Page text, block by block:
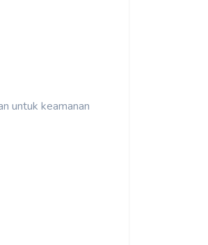
untuk keamanan